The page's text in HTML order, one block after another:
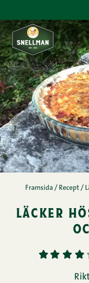
Framsida / Recept /
läcker
1 2 3 4